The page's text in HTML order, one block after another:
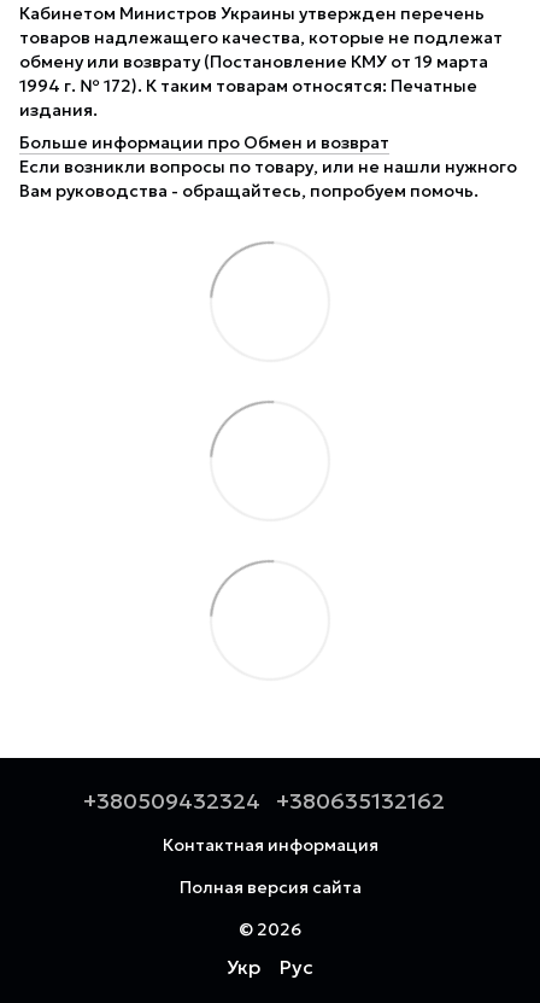
Кабинетом Министров Украины утвержден перечень
товаров надлежащего качества, которые не подлежат
обмену или возврату (Постановление КМУ от 19 марта
1994 г. № 172). К таким товарам относятся: Печатные
издания.
Больше информации про Обмен и возврат
Если возникли вопросы по товару, или не нашли нужного
Вам руководства - обращайтесь, попробуем помочь.
+380509432324 +380635132162
Контактная информация
Полная версия сайта
© 2026
Укр Рус